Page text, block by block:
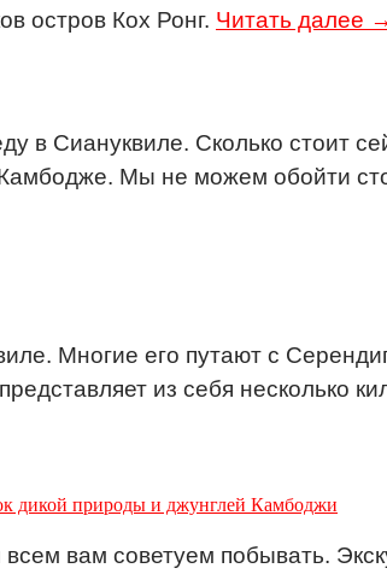
остров Кох Ронг. Читать далее →
в Сиануквиле. Сколько стоит
Мы не можем обойти
Многие его путают с
из себя несколько
дикой природы и джунглей Камбоджи
вам советуем побывать.